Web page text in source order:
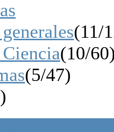
(11/
(10/
(5/47)